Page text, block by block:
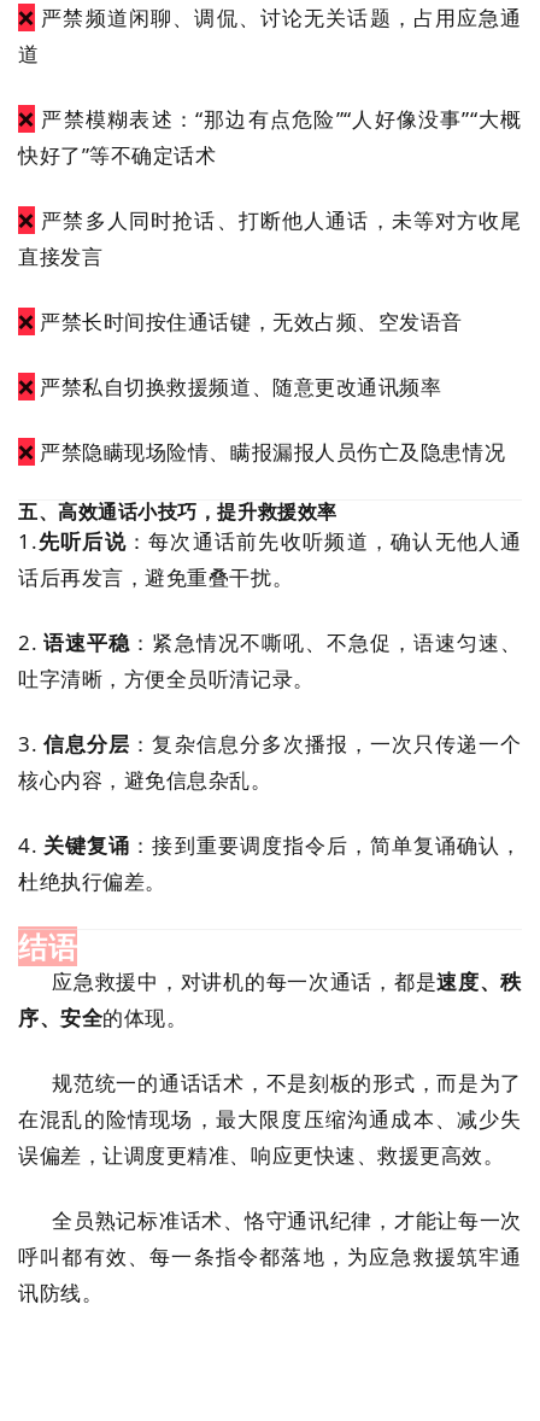
❌ 严禁频道闲聊、调侃、讨论无关话题，占用应急通
道
❌ 严禁模糊表述：“那边有点危险”“人好像没事”“大概
快好了”等不确定话术
❌ 严禁多人同时抢话、打断他人通话，未等对方收尾
直接发言
❌ 严禁长时间按住通话键，无效占频、空发语音
❌ 严禁私自切换救援频道、随意更改通讯频率
❌ 严禁隐瞒现场险情、瞒报漏报人员伤亡及隐患情况
五、高效通话小技巧，提升救援效率
1.先听后说：每次通话前先收听频道，确认无他人通
话后再发言，避免重叠干扰。
2.语速平稳 ：紧急情况不嘶吼、不急促，语速匀速、
吐字清晰，方便全员听清记录。
3.信息分层 ：复杂信息分多次播报，一次只传递一个
核心内容，避免信息杂乱。
4. 关键复诵 ：接到重要调度指令后，简单复诵确认，
杜绝执行偏差。
结语
应急救援中，对讲机的每一次通话，都是速度、秩
序、安全的体现。
规范统一的通话话术，不是刻板的形式，而是为了
在混乱的险情现场，最大限度压缩沟通成本、减少失
误偏差，让调度更精准、响应更快速、救援更高效。
全员熟记标准话术、恪守通讯纪律，才能让每一次
呼叫都有效、每一条指令都落地，为应急救援筑牢通
讯防线。